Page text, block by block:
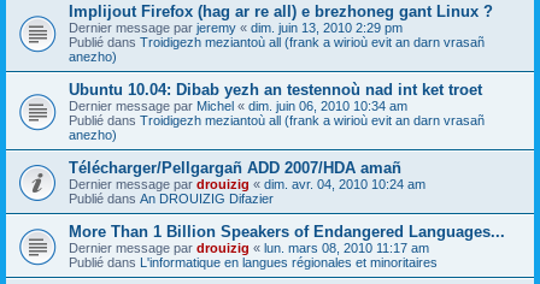
Implijout Firefox (hag ar re all) e brezhoneg gant Linux ?
Dernier message par jeremy « dim. juin 13, 2010 2:29 pm
Publié dans Troidigezh meziantoù all (frank a wirioù evit an darn vrasañ
anezho)
Ubuntu 10.04: Dibab yezh an testennoù nad int ket troet
Dernier message par Michel « dim. juin 06, 2010 10:34 am
Publié dans Troidigezh meziantoù all (frank a wirioù evit an darn vrasañ
anezho)
Télécharger/Pellgargañ ADD 2007/HDA amañ
Dernier message par drouizig « dim. avr. 04, 2010 10:24 am
Publié dans An DROUIZIG Difazier
More Than 1 Billion Speakers of Endangered Languages...
Dernier message par drouizig « lun. mars 08, 2010 11:17 am
Publié dans L'informatique en langues régionales et minoritaires